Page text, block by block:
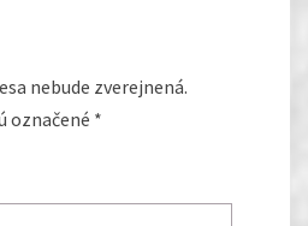
nebude zverejnená.
označené *